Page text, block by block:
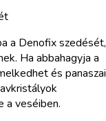
a Denofix szedését,
Ha abbahagyja a
és panaszai
a veséiben.